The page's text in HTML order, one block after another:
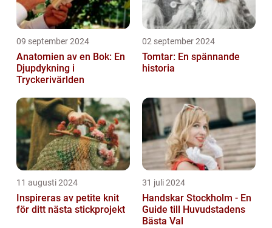
09 september 2024
Anatomien av en Bok: En
Djupdykning i
Tryckerivärlden
02 september 2024
Tomtar: En spännande
historia
11 augusti 2024
Inspireras av petite knit
för ditt nästa stickprojekt
31 juli 2024
Handskar Stockholm - En
Guide till Huvudstadens
Bästa Val